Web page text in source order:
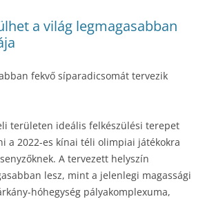
a világ legmagasabban
fekvő síparadicsomát tervezik
területen ideális felkészülési terepet
a 2022-es kínai téli olimpiai játékokra
A tervezett helyszín
lesz, mint a jelenlegi magassági
hóhegység pályakomplexuma,